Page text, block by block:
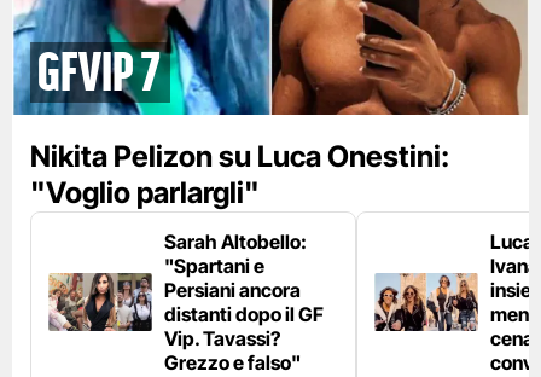
gfvip 7
Nikita Pelizon su Luca Onestini:
"Voglio parlargli"
Sarah Altobello:
"Spartani e
Persiani ancora
distanti dopo il GF
Vip. Tavassi?
Grezzo e falso"
Luca